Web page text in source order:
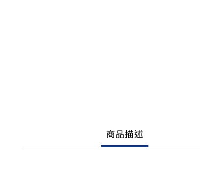
商品描述